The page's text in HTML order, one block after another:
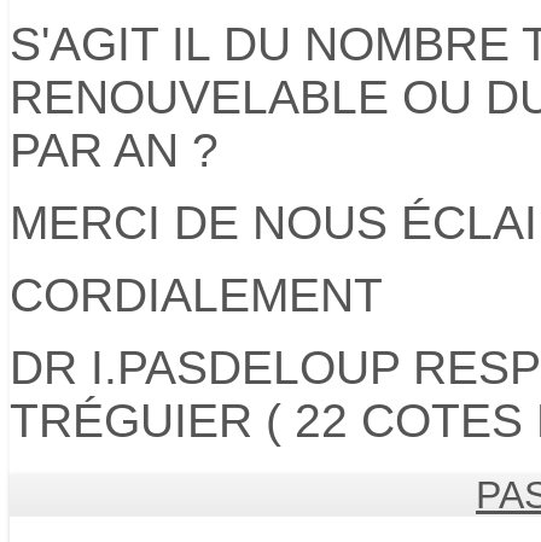
S'AGIT IL DU NOMBRE
RENOUVELABLE OU
PAR AN ?
MERCI DE NOUS
CORDIALEMENT
DR I.PASDELOUP
TRÉGUIER ( 22 COTES